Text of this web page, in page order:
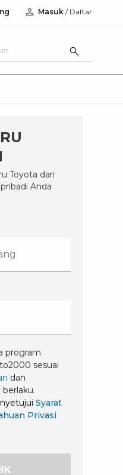
Masuk / Daftar
Toyota dari
Anda
program
sesuai
dan
Syarat
Privasi